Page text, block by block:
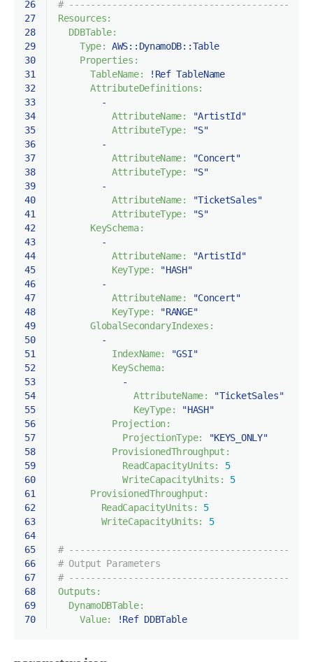
26
27
28
29
30
31
32
33
34
35
36
37
38
39
40
41
42
43
44
45
46
47
48
49
50
51
52
53
54
55
56
57
58
59
60
61
62
63
64
65
66
67
68
69
70
#
Resources:
DDBTable:
Type:
AWS::DynamoDB::Table
Properties:
TableName:
!Ref TableName
AttributeDefinitions:
-
AttributeName:
"ArtistId"
AttributeType:
"S"
-
AttributeName:
"Concert"
AttributeType:
"S"
-
AttributeName:
"TicketSales"
AttributeType:
"S"
KeySchema:
-
AttributeName:
"ArtistId"
KeyType:
"HASH"
-
AttributeName:
"Concert"
KeyType:
"RANGE"
GlobalSecondaryIndexes:
-
IndexName:
"GSI"
KeySchema:
-
AttributeName:
"TicketSales"
KeyType:
"HASH"
Projection:
ProjectionType:
"KEYS_ONLY"
ProvisionedThroughput:
ReadCapacityUnits:
5
WriteCapacityUnits:
5
ProvisionedThroughput:
ReadCapacityUnits:
5
WriteCapacityUnits:
5
#
# Output Parameters
#
Outputs:
DynamoDBTable:
Value:
!Ref DDBTable